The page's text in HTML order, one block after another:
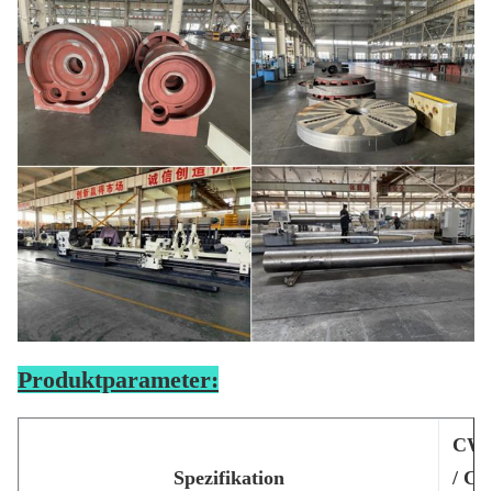
Produktparameter:
Spezifikation
CW
/